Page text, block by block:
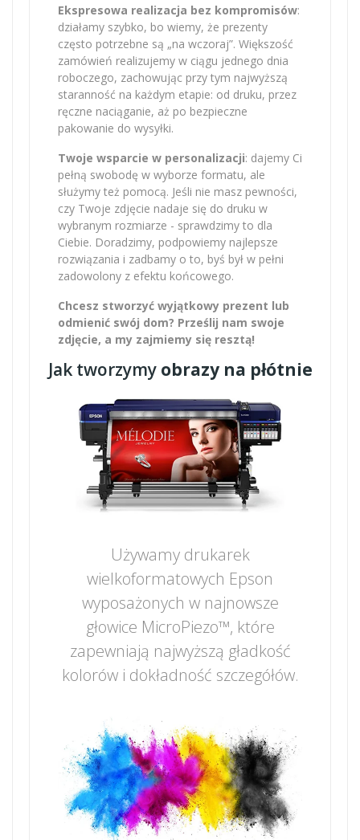
Ekspresowa realizacja bez kompromisów:
działamy szybko, bo wiemy, że prezenty
często potrzebne są „na wczoraj”. Większość
zamówień realizujemy w ciągu jednego dnia
roboczego, zachowując przy tym najwyższą
staranność na każdym etapie: od druku, przez
ręczne naciąganie, aż po bezpieczne
pakowanie do wysyłki.
Twoje wsparcie w personalizacji: dajemy Ci
pełną swobodę w wyborze formatu, ale
służymy też pomocą. Jeśli nie masz pewności,
czy Twoje zdjęcie nadaje się do druku w
wybranym rozmiarze - sprawdzimy to dla
Ciebie. Doradzimy, podpowiemy najlepsze
rozwiązania i zadbamy o to, byś był w pełni
zadowolony z efektu końcowego.
Chcesz stworzyć wyjątkowy prezent lub
odmienić swój dom? Prześlij nam swoje
zdjęcie, a my zajmiemy się resztą!
Jak tworzymyobrazy na płótnie
Używamy drukarek
wielkoformatowych Epson
wyposażonych w najnowsze
głowice MicroPiezo™, które
zapewniają najwyższą gładkość
kolorów i dokładność szczegółów.